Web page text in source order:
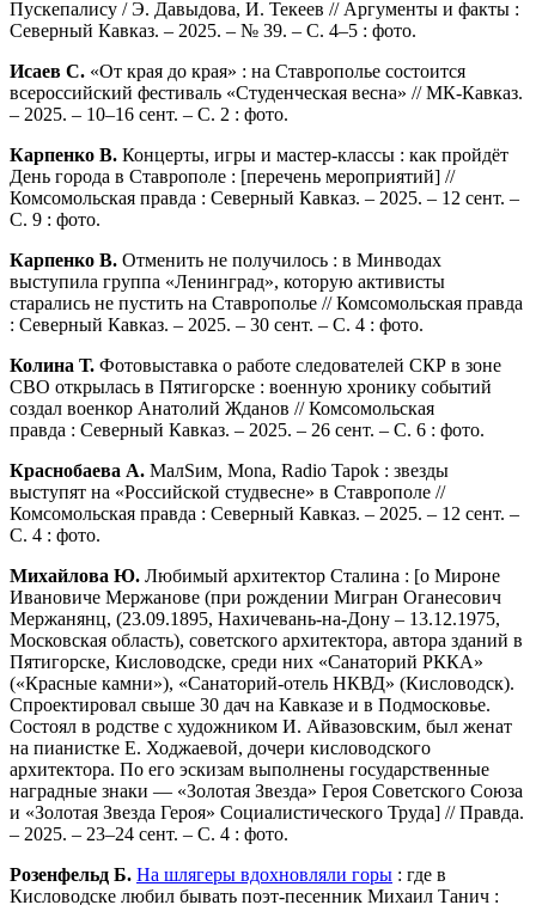
Пускепалису / Э. Давыдова, И. Текеев // Аргументы и факты :
Северный Кавказ. – 2025. – № 39. – С. 4–5 : фото.
Исаев С. «От края до края» : на Ставрополье состоится
всероссийский фестиваль «Студенческая весна» // МК-Кавказ.
– 2025. – 10–16 сент. – С. 2 : фото.
Карпенко В. Концерты, игры и мастер-классы : как пройдёт
День города в Ставрополе : [перечень мероприятий] //
Комсомольская правда : Северный Кавказ. – 2025. – 12 сент. –
С. 9 : фото.
Карпенко В. Отменить не получилось : в Минводах
выступила группа «Ленинград», которую активисты
старались не пустить на Ставрополье // Комсомольская правда
: Северный Кавказ. – 2025. – 30 сент. – С. 4 : фото.
Колина Т. Фотовыставка о работе следователей СКР в зоне
СВО открылась в Пятигорске : военную хронику событий
создал военкор Анатолий Жданов // Комсомольская
правда : Северный Кавказ. – 2025. – 26 сент. – С. 6 : фото.
Краснобаева А. МалSим, Mona, Radio Tapok : звезды
выступят на «Российской студвесне» в Ставрополе //
Комсомольская правда : Северный Кавказ. – 2025. – 12 сент. –
С. 4 : фото.
Михайлова Ю. Любимый архитектор Сталина : [о Мироне
Ивановиче Мержанове (при рождении Мигран Оганесович
Мержанянц, (23.09.1895, Нахичевань-на-Дону – 13.12.1975,
Московская область), советского архитектора, автора зданий в
Пятигорске, Кисловодске, среди них «Санаторий РККА»
(«Красные камни»), «Санаторий-отель НКВД» (Кисловодск).
Спроектировал свыше 30 дач на Кавказе и в Подмосковье.
Состоял в родстве с художником И. Айвазовским, был женат
на пианистке Е. Ходжаевой, дочери кисловодского
архитектора. По его эскизам выполнены государственные
наградные знаки — «Золотая Звезда» Героя Советского Союза
и «Золотая Звезда Героя» Социалистического Труда] // Правда.
– 2025. – 23–24 сент. – С. 4 : фото.
Розенфельд Б. На шлягеры вдохновляли горы : где в
Кисловодске любил бывать поэт-песенник Михаил Танич :